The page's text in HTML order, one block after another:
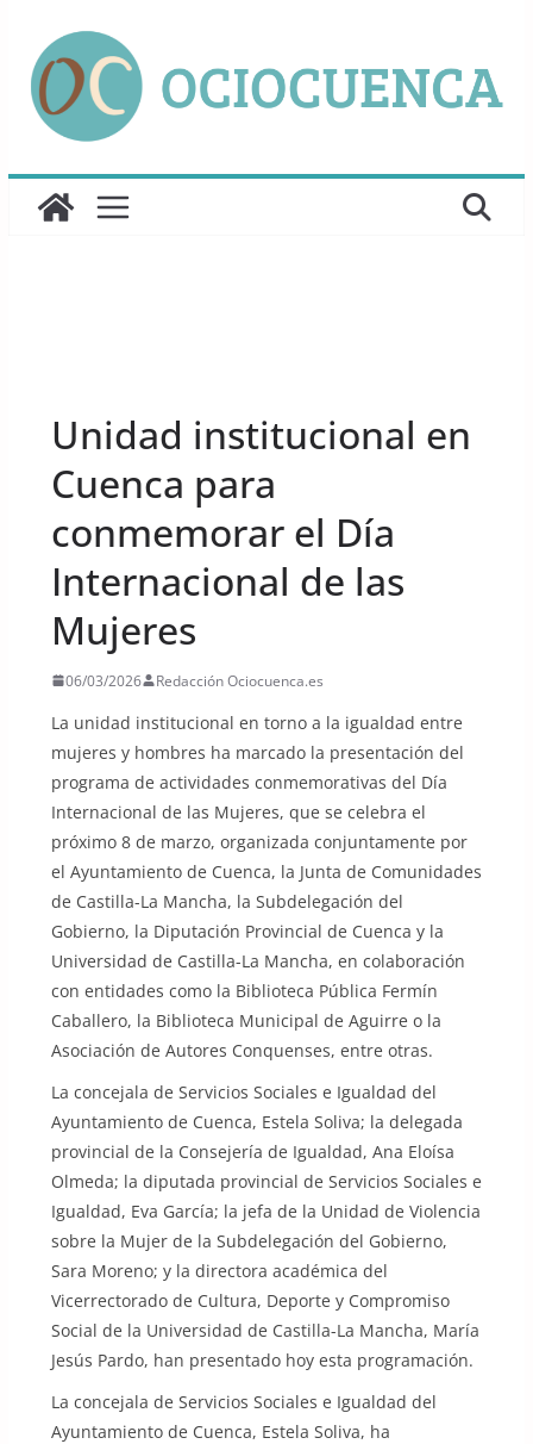
contenido
Unidad institucional en
Cuenca para
conmemorar el Día
Internacional de las
Mujeres
06/03/2026 Redacción Ociocuenca.es
La unidad institucional en torno a la igualdad entre
mujeres y hombres ha marcado la presentación del
programa de actividades conmemorativas del Día
Internacional de las Mujeres, que se celebra el
próximo 8 de marzo, organizada conjuntamente por
el Ayuntamiento de Cuenca, la Junta de Comunidades
de Castilla-La Mancha, la Subdelegación del
Gobierno, la Diputación Provincial de Cuenca y la
Universidad de Castilla-La Mancha, en colaboración
con entidades como la Biblioteca Pública Fermín
Caballero, la Biblioteca Municipal de Aguirre o la
Asociación de Autores Conquenses, entre otras.
La concejala de Servicios Sociales e Igualdad del
Ayuntamiento de Cuenca, Estela Soliva; la delegada
provincial de la Consejería de Igualdad, Ana Eloísa
Olmeda; la diputada provincial de Servicios Sociales e
Igualdad, Eva García; la jefa de la Unidad de Violencia
sobre la Mujer de la Subdelegación del Gobierno,
Sara Moreno; y la directora académica del
Vicerrectorado de Cultura, Deporte y Compromiso
Social de la Universidad de Castilla-La Mancha, María
Jesús Pardo, han presentado hoy esta programación.
La concejala de Servicios Sociales e Igualdad del
Ayuntamiento de Cuenca, Estela Soliva, ha